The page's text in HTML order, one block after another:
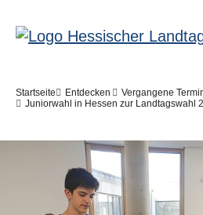
Pfadnavigation
Startseite Entdecken
Vergangene
Juniorwahl in Hessen zur Landtagswahl